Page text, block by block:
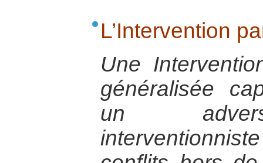
L’Intervention
Une
généralisée
un